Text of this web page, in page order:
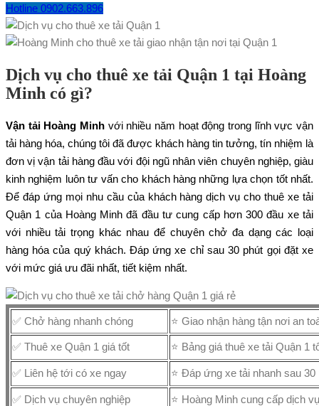
Hotline 0902.663.896
Dịch vụ cho thuê xe tải Quận 1 tại Hoàng
Minh có gì?
Vận tải Hoàng Minh với nhiều năm hoạt động trong lĩnh vực vận
tải hàng hóa, chúng tôi đã được khách hàng tin tưởng, tín nhiệm là
đơn vị vận tải hàng đầu với đội ngũ nhân viên chuyên nghiệp, giàu
kinh nghiệm luôn tư vấn cho khách hàng những lựa chọn tốt nhất.
Để đáp ứng mọi nhu cầu của khách hàng dịch vụ cho thuê xe tải
Quận 1 của Hoàng Minh đã đầu tư cung cấp hơn 300 đầu xe tải
với nhiều tải trọng khác nhau để chuyên chở đa dạng các loại
hàng hóa của quý khách. Đáp ứng xe chỉ sau 30 phút gọi đặt xe
với mức giá ưu đãi nhất, tiết kiệm nhất.
✅ Chở hàng nhanh chóng ⭐ Giao nhận hàng tận nơi an
✅ Thuê xe Quận 1 giá tốt ⭐ Bảng giá thuê xe tải Quận 1
✅ Liên hệ tới có xe ngay ⭐ Đáp ứng xe tải nhanh sau
✅ Dịch vụ chuyên nghiệp ⭐ Hoàng Minh cung cấp dịch